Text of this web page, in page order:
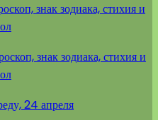
знак зодиака, стихия и
знак зодиака, стихия и
24 апреля